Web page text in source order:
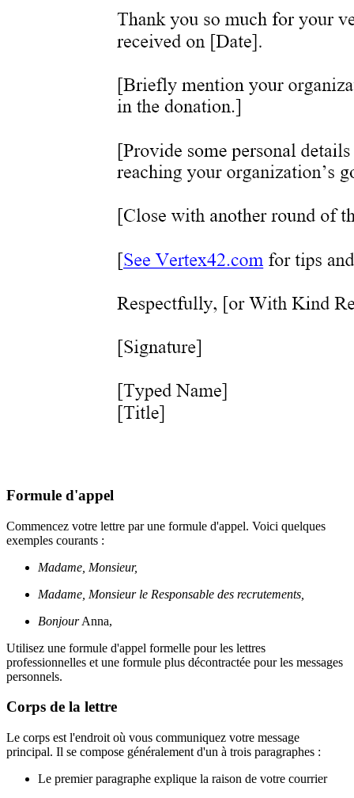
Formule d'appel
Commencez votre lettre par une formule d'appel. Voici quelques
exemples courants :
Madame, Monsieur,
Madame, Monsieur le Responsable des recrutements,
BonjourAnna,
Utilisez une formule d'appel formelle pour les lettres
professionnelles et une formule plus décontractée pour les messages
personnels.
Corps de la lettre
Le corps est l'endroit où vous communiquez votre message
principal. Il se compose généralement d'un à trois paragraphes :
Le premier paragraphe explique la raison de votre courrier